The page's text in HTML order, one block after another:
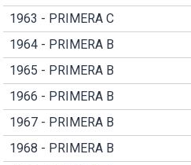
1963 - PRIMERA C
1964 - PRIMERA B
1965 - PRIMERA B
1966 - PRIMERA B
1967 - PRIMERA B
1968 - PRIMERA B